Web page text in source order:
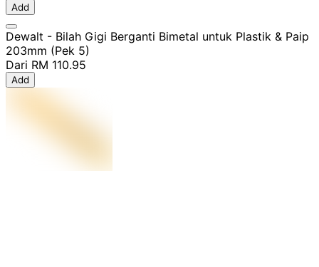
Add
Dewalt - Bilah Gigi Berganti Bimetal untuk Plastik & Paip
203mm (Pek 5)
Dari RM 110.95
Add